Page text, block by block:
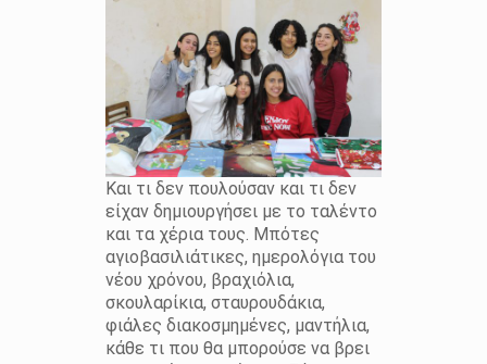
Και τι δεν πουλούσαν και τι δεν
είχαν δημιουργήσει με το ταλέντο
και τα χέρια τους. Μπότες
αγιοβασιλιάτικες, ημερολόγια του
νέου χρόνου, βραχιόλια,
σκουλαρίκια, σταυρουδάκια,
φιάλες διακοσμημένες, μαντήλια,
κάθε τι που θα μπορούσε να βρει